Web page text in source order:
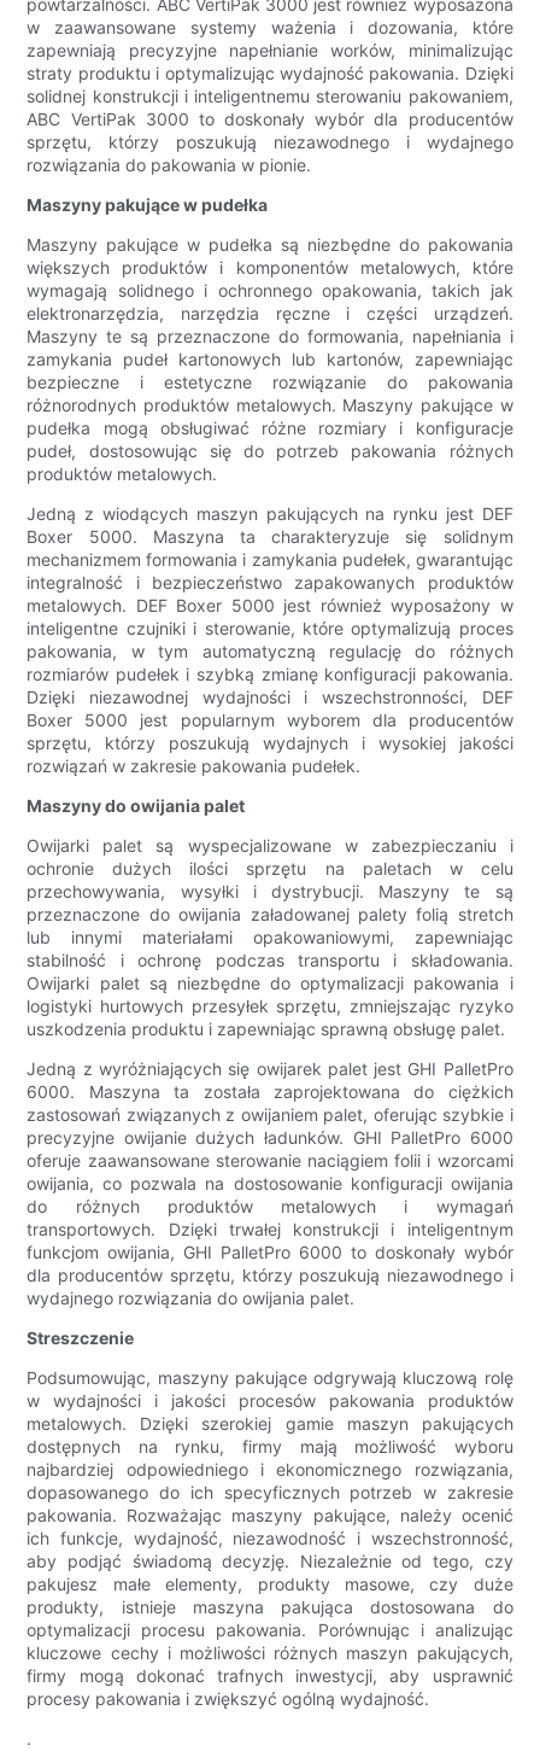
powtarzalności. ABC VertiPak 3000 jest również wyposażona
w zaawansowane systemy ważenia i dozowania, które
zapewniają precyzyjne napełnianie worków, minimalizując
straty produktu i optymalizując wydajność pakowania. Dzięki
solidnej konstrukcji i inteligentnemu sterowaniu pakowaniem,
ABC VertiPak 3000 to doskonały wybór dla producentów
sprzętu, którzy poszukują niezawodnego i wydajnego
rozwiązania do pakowania w pionie.
Maszyny pakujące w pudełka
Maszyny pakujące w pudełka są niezbędne do pakowania
większych produktów i komponentów metalowych, które
wymagają solidnego i ochronnego opakowania, takich jak
elektronarzędzia, narzędzia ręczne i części urządzeń.
Maszyny te są przeznaczone do formowania, napełniania i
zamykania pudeł kartonowych lub kartonów, zapewniając
bezpieczne i estetyczne rozwiązanie do pakowania
różnorodnych produktów metalowych. Maszyny pakujące w
pudełka mogą obsługiwać różne rozmiary i konfiguracje
pudeł, dostosowując się do potrzeb pakowania różnych
produktów metalowych.
Jedną z wiodących maszyn pakujących na rynku jest DEF
Boxer 5000. Maszyna ta charakteryzuje się solidnym
mechanizmem formowania i zamykania pudełek, gwarantując
integralność i bezpieczeństwo zapakowanych produktów
metalowych. DEF Boxer 5000 jest również wyposażony w
inteligentne czujniki i sterowanie, które optymalizują proces
pakowania, w tym automatyczną regulację do różnych
rozmiarów pudełek i szybką zmianę konfiguracji pakowania.
Dzięki niezawodnej wydajności i wszechstronności, DEF
Boxer 5000 jest popularnym wyborem dla producentów
sprzętu, którzy poszukują wydajnych i wysokiej jakości
rozwiązań w zakresie pakowania pudełek.
Maszyny do owijania palet
Owijarki palet są wyspecjalizowane w zabezpieczaniu i
ochronie dużych ilości sprzętu na paletach w celu
przechowywania, wysyłki i dystrybucji. Maszyny te są
przeznaczone do owijania załadowanej palety folią stretch
lub innymi materiałami opakowaniowymi, zapewniając
stabilność i ochronę podczas transportu i składowania.
Owijarki palet są niezbędne do optymalizacji pakowania i
logistyki hurtowych przesyłek sprzętu, zmniejszając ryzyko
uszkodzenia produktu i zapewniając sprawną obsługę palet.
Jedną z wyróżniających się owijarek palet jest GHI PalletPro
6000. Maszyna ta została zaprojektowana do ciężkich
zastosowań związanych z owijaniem palet, oferując szybkie i
precyzyjne owijanie dużych ładunków. GHI PalletPro 6000
oferuje zaawansowane sterowanie naciągiem folii i wzorcami
owijania, co pozwala na dostosowanie konfiguracji owijania
do różnych produktów metalowych i wymagań
transportowych. Dzięki trwałej konstrukcji i inteligentnym
funkcjom owijania, GHI PalletPro 6000 to doskonały wybór
dla producentów sprzętu, którzy poszukują niezawodnego i
wydajnego rozwiązania do owijania palet.
Streszczenie
Podsumowując, maszyny pakujące odgrywają kluczową rolę
w wydajności i jakości procesów pakowania produktów
metalowych. Dzięki szerokiej gamie maszyn pakujących
dostępnych na rynku, firmy mają możliwość wyboru
najbardziej odpowiedniego i ekonomicznego rozwiązania,
dopasowanego do ich specyficznych potrzeb w zakresie
pakowania. Rozważając maszyny pakujące, należy ocenić
ich funkcje, wydajność, niezawodność i wszechstronność,
aby podjąć świadomą decyzję. Niezależnie od tego, czy
pakujesz małe elementy, produkty masowe, czy duże
produkty, istnieje maszyna pakująca dostosowana do
optymalizacji procesu pakowania. Porównując i analizując
kluczowe cechy i możliwości różnych maszyn pakujących,
firmy mogą dokonać trafnych inwestycji, aby usprawnić
procesy pakowania i zwiększyć ogólną wydajność.
.